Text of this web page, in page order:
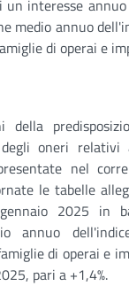
un interesse
medio annuo
di operai e
della
oneri relativi
nel
le tabelle
2025 in
annuo
di operai e
pari a +1,4%.